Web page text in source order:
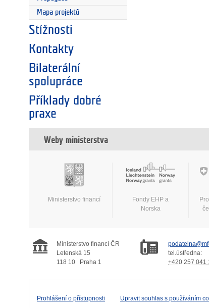
Mapa projektů
Stížnosti
Kontakty
Bilaterální
spolupráce
Příklady dobré
praxe
Weby ministerstva
Ministerstvo financí
Fondy EHP a
Norska
Ministerstvo financí ČR
Letenská 15
118 10
Praha 1
tel.ústředna:
+420 257 041
Prohlášení o přístupnosti Upravit souhlas s používáním